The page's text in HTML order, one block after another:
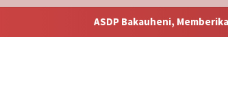
ASDP Bakauheni, Memberikan 750 Paket